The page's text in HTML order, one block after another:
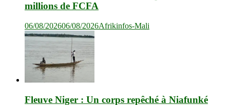
millions de FCFA
06/08/202606/08/2026Afrikinfos-Mali
Fleuve Niger : Un corps repêché à Niafunké